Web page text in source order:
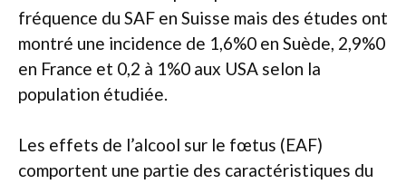
fréquence du SAF en Suisse mais des études ont
montré une incidence de 1,6%0 en Suède, 2,9%0
en France et 0,2 à 1%0 aux USA selon la
population étudiée.
Les effets de l’alcool sur le fœtus (EAF)
comportent une partie des caractéristiques du